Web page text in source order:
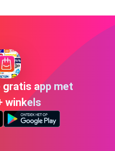
gratis app met
winkels